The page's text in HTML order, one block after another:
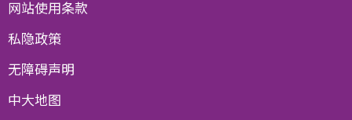
网站使用条款
私隐政策
无障碍声明
中大地图